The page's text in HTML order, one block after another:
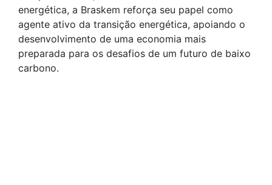
energética, a Braskem reforça seu papel como
agente ativo da transição energética, apoiando o
desenvolvimento de uma economia mais
preparada para os desafios de um futuro de baixo
carbono.